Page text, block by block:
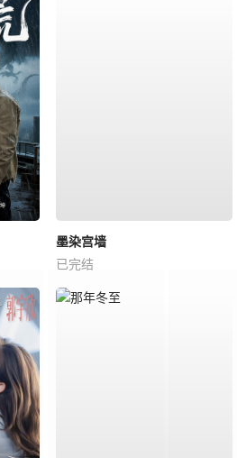
墨染宫墙
已完结